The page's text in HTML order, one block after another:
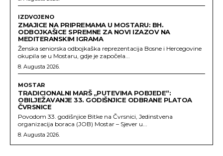
IZDVOJENO
ZMAJICE NA PRIPREMAMA U MOSTARU: BH.
ODBOJKAŠICE SPREMNE ZA NOVI IZAZOV NA
MEDITERANSKIM IGRAMA
Ženska seniorska odbojkaška reprezentacija Bosne i Hercegovine
okupila se u Mostaru, gdje je započela...
8. Augusta 2026.
MOSTAR
TRADICIONALNI MARŠ „PUTEVIMA POBJEDE“:
OBILJEŽAVANJE 33. GODIŠNJICE ODBRANE PLATOA
ČVRSNICE
Povodom 33. godišnjice Bitke na Čvrsnici, Jedinstvena
organizacija boraca (JOB) Mostar – Sjever u...
8. Augusta 2026.